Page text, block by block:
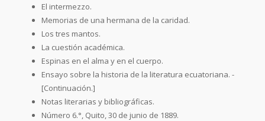
El intermezzo.
Memorias de una hermana de la caridad.
Los tres mantos.
La cuestión académica.
Espinas en el alma y en el cuerpo.
Ensayo sobre la historia de la literatura ecuatoriana. -
[Continuación.]
Notas literarias y bibliográficas.
Número 6.°, Quito, 30 de junio de 1889.